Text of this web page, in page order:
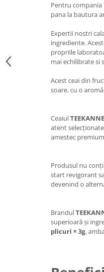
Pentru compania
pana la bautura
Expertii nostri
ingrediente.
propriile
mai echilibrate si
Acest ceai din
soare, cu o
Ceaiul
atent
amestec
Produsul nu
start revigorant
devenind o
Brandul
superioară și
plicuri × 3g,